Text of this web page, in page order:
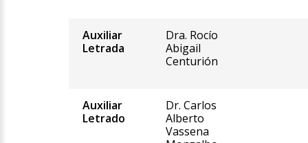
Auxiliar
Letrada
Dra. Rocío
Abigail
Centurión
Auxiliar
Letrado
Dr. Carlos
Alberto
Vassena